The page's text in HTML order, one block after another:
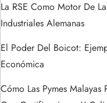
a
s
La RSE Como Motor De
Industriales Alemanas
El Poder Del Boicot:
Económica
Cómo Las Pymes